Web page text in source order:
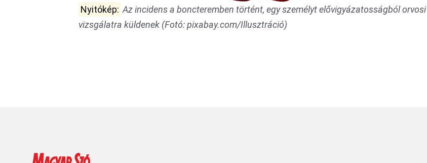
Nyitókép: Az incidens a boncteremben történt, egy személyt elővigyázatosságból orvosi
vizsgálatra küldenek (Fotó: pixabay.com/Illusztráció)